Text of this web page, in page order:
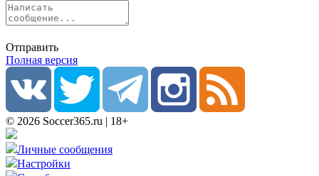
Отправить
Полная версия
© 2026 Soccer365.ru | 18+
Личные сообщения
Настройки